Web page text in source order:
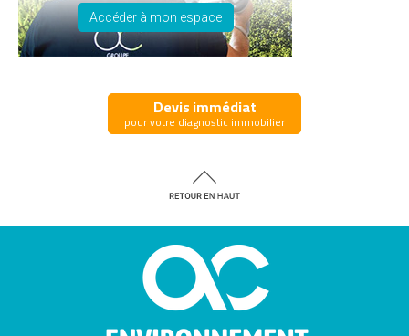
Accéder à mon espace
Devis immédiat
pour votre diagnostic immobilier